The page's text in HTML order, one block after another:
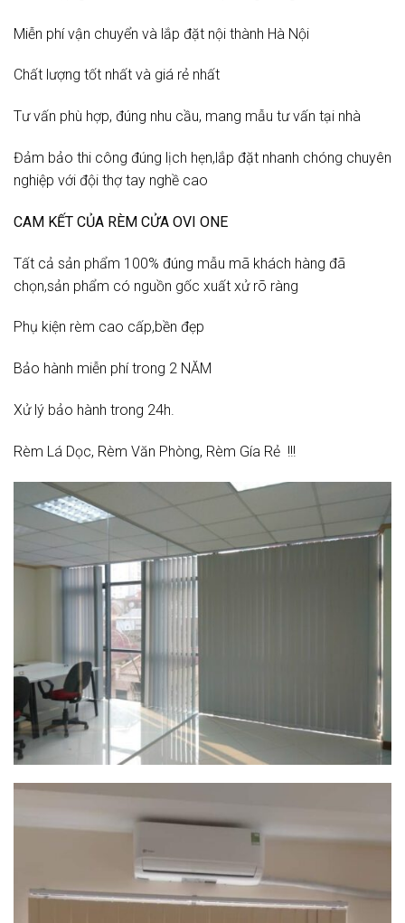
Miễn phí vận chuyển và lắp đặt nội thành Hà Nội
Chất lượng tốt nhất và giá rẻ nhất
Tư vấn phù hợp, đúng nhu cầu, mang mẫu tư vấn tại nhà
Đảm bảo thi công đúng lịch hẹn,lắp đặt nhanh chóng chuyên
nghiệp với đội thợ tay nghề cao
CAM KẾT CỦA RÈM CỬA OVI ONE
Tất cả sản phẩm 100% đúng mẫu mã khách hàng đã
chọn,sản phẩm có nguồn gốc xuất xử rõ ràng
Phụ kiện rèm cao cấp,bền đẹp
Bảo hành miễn phí trong 2 NĂM
Xử lý bảo hành trong 24h.
Rèm Lá Dọc, Rèm Văn Phòng, Rèm Gía Rẻ !!!